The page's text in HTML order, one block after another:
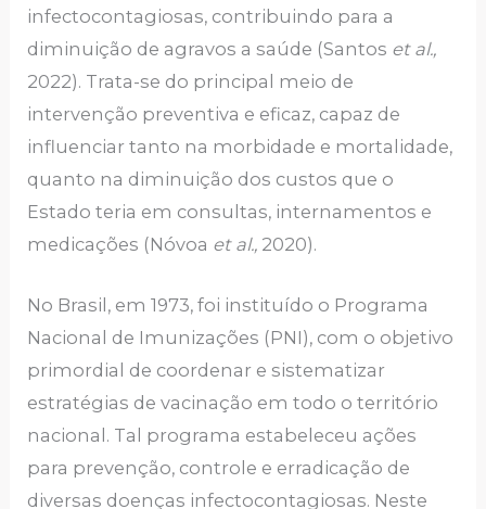
infectocontagiosas, contribuindo para a
diminuição de agravos a saúde (Santos et al.,
2022). Trata-se do principal meio de
intervenção preventiva e eficaz, capaz de
influenciar tanto na morbidade e mortalidade,
quanto na diminuição dos custos que o
Estado teria em consultas, internamentos e
medicações (Nóvoa et al., 2020).
No Brasil, em 1973, foi instituído o Programa
Nacional de Imunizações (PNI), com o objetivo
primordial de coordenar e sistematizar
estratégias de vacinação em todo o território
nacional. Tal programa estabeleceu ações
para prevenção, controle e erradicação de
diversas doenças infectocontagiosas. Neste